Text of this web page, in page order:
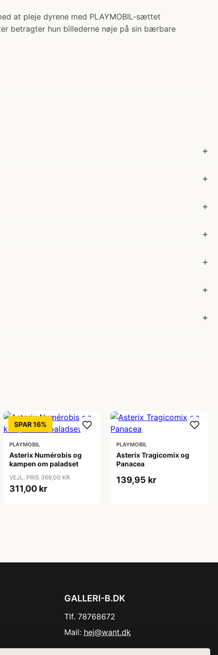
at pleje dyrene med PLAYMOBIL-sættet
betragter hun billederne nøje på sin bærbare
SPAR 16%
PLAYMOBIL
Asterix Numérobis og
kampen om paladset
VEJL. PRIS 369,00 KR
311,00 kr
PLAYMOBIL
Asterix Tragicomix og
Panacea
139,95 kr
GALLERI-B.DK
Tlf. 78768672
Mail: hej@want.dk